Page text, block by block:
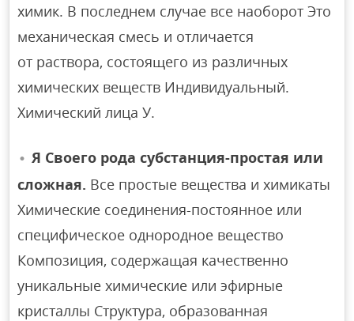
химик. В последнем случае все наоборот Это
механическая смесь и отличается
от раствора, состоящего из различных
химических веществ Индивидуальный.
Химический лица У.
Я Своего рода субстанция-простая или
сложная. Все простые вещества и химикаты
Химические соединения-постоянное или
специфическое однородное вещество
Композиция, содержащая качественно
уникальные химические или эфирные
кристаллы Структура, образованная